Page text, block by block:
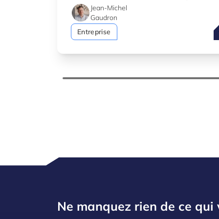
d’innovation au Luxembourg.
Jean-Michel
Gaudron
Entreprise
Ne manquez rien de ce qui